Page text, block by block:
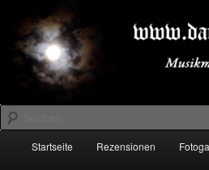
primären
Inhalt
springen
sekundären
Inhalt
springenDARK-
Suchen
Startseite Rezensionen